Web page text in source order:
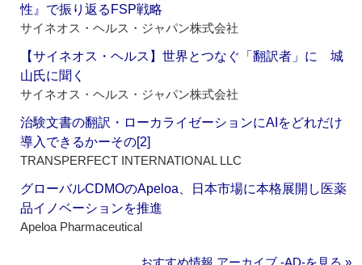
性』で振り返るFSP戦略
サイネオス・ヘルス・ジャパン株式会社
【サイネオス・ヘルス】世界とつなぐ「翻訳者」に 城
山氏に聞く
サイネオス・ヘルス・ジャパン株式会社
治験文書の翻訳・ローカライゼーションにAIをどれだけ
導入できるかーその[2]
TRANSPERFECT INTERNATIONAL LLC
グローバルCDMOのApeloa、日本市場に本格展開し医薬
品イノベーションを推進
Apeloa Pharmaceutical